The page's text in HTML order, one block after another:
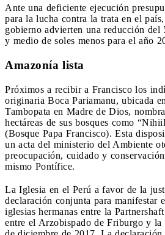
Ante una deficiente ejecución
para la lucha contra la trata en el
gobierno advierten una reducción del
y medio de soles menos para el año
Amazonía lista
Próximos a recibir a Francisco los
originaria Boca Pariamanu, ubicada
Tambopata en Madre de Dios,
hectáreas de sus bosques como
(Bosque Papa Francisco). Esta
un acta del ministerio del Ambiente
preocupación, cuidado y
mismo Pontífice.
La Iglesia en el Perú a favor de la
declaración conjunta para manifestar
iglesias hermanas entre la
entre el Arzobispado de Friburgo y